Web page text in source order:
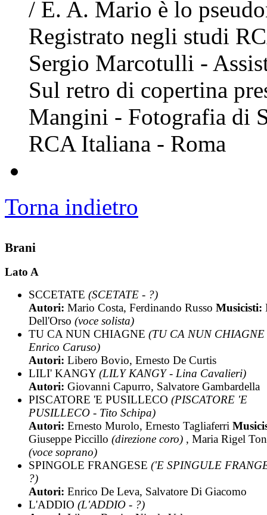
/ E. A. Mario è lo
Registrato negli studi
Sergio Marcotulli -
Sul retro di copertina
Mangini - Fotografia di
RCA Italiana - Roma
Torna indietro
Brani
Lato A
SCCETATE (SCETATE - ?)
Autori: Mario Costa, Ferdinando Russo Musicisti:
Dell'Orso (voce solista)
TU CA NUN CHIAGNE (TU CA NUN CHIAGNE
Enrico Caruso)
Autori: Libero Bovio, Ernesto De Curtis
LILI' KANGY(LILY KANGY - Lina Cavalieri)
Autori: Giovanni Capurro, Salvatore Gambardella
PISCATORE 'E PUSILLECO (PISCATORE 'E
PUSILLECO - Tito Schipa)
Autori: Ernesto Murolo, Ernesto Tagliaferri
Giuseppe Piccillo (direzione coro) , Maria Rigel
(voce soprano)
SPINGOLE FRANGESE ('E SPINGULE
?)
Autori: Enrico De Leva, Salvatore Di Giacomo
L'ADDIO (L'ADDIO - ?)